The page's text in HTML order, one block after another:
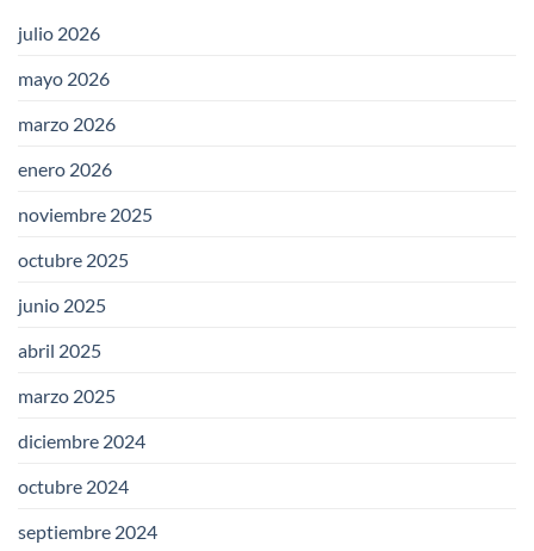
julio 2026
mayo 2026
marzo 2026
enero 2026
noviembre 2025
octubre 2025
junio 2025
abril 2025
marzo 2025
diciembre 2024
octubre 2024
septiembre 2024